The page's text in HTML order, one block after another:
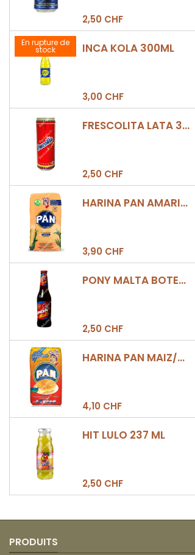
2,50 CHF
En rupture de
stock INCA KOLA 300ML
3,00 CHF
FRESCOLITA LATA 330ML
2,50 CHF
HARINA PAN AMARILLA
3,90 CHF
PONY MALTA BOTELLA 330ML
2,50 CHF
HARINA PAN MAIZ/DULCE 500GR
4,10 CHF
HIT LULO 237 ML
2,50 CHF
PRODUITS